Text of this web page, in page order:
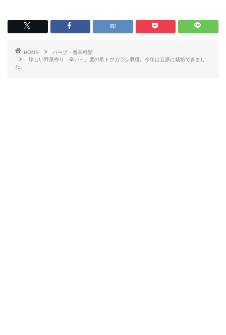
HOME
ハーブ・香辛料類
珍しい野菜作り 辛い～、鷹の爪トウガラシ収穫。今年は立派に栽培できまし
た。